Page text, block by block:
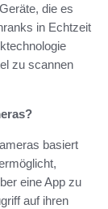
die es
in Echtzeit
zu scannen
basiert
eine App zu
auf ihren